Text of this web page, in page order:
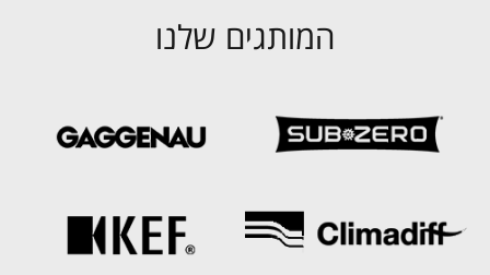
המותגים שלנו